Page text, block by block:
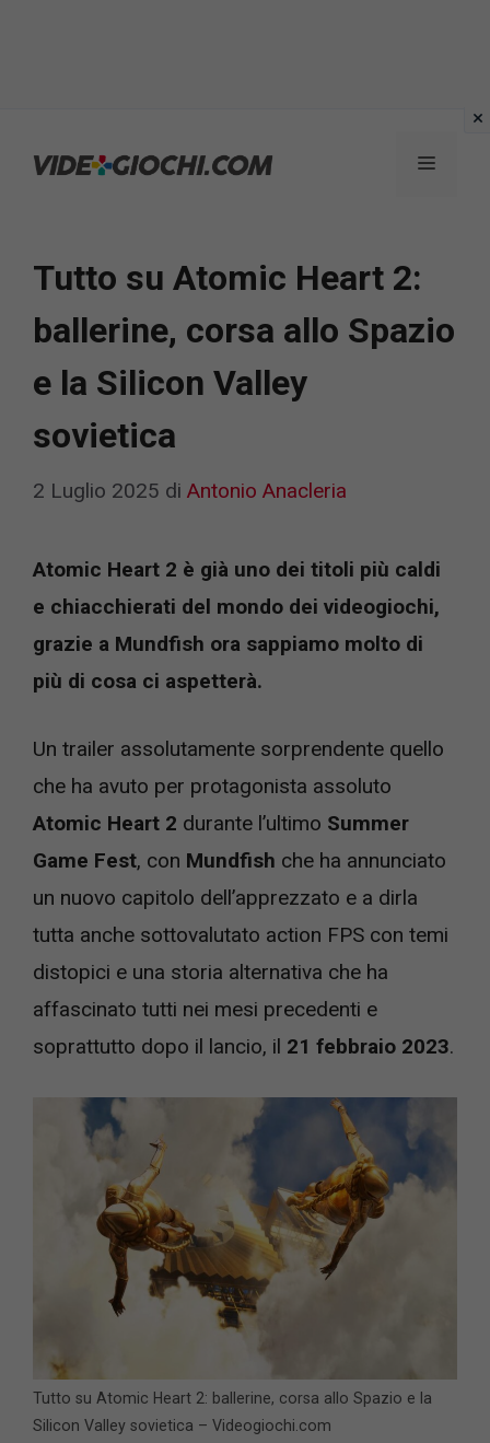
Menu
Tutto su Atomic Heart 2:
ballerine, corsa allo Spazio
e la Silicon Valley
sovietica
2 Luglio 2025 di Antonio Anacleria
Atomic Heart 2 è già uno dei titoli più caldi
e chiacchierati del mondo dei videogiochi,
grazie a Mundfish ora sappiamo molto di
più di cosa ci aspetterà.
Un trailer assolutamente sorprendente quello
che ha avuto per protagonista assoluto
Atomic Heart 2 durante l’ultimo Summer
Game Fest, con Mundfish che ha annunciato
un nuovo capitolo dell’apprezzato e a dirla
tutta anche sottovalutato action FPS con temi
distopici e una storia alternativa che ha
affascinato tutti nei mesi precedenti e
soprattutto dopo il lancio, il 21 febbraio 2023.
Tutto su Atomic Heart 2: ballerine, corsa allo Spazio e la
Silicon Valley sovietica – Videogiochi.com